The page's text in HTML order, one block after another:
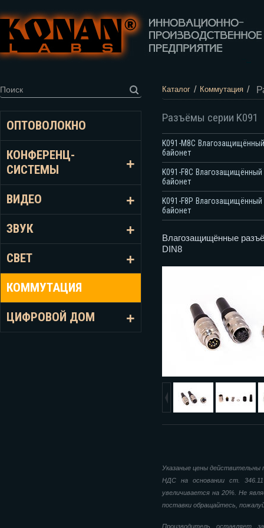
ОПТОВОЛОКНО
КОНФЕРЕНЦ-
СИСТЕМЫ
ВИДЕО
ЗВУК
СВЕТ
КОММУТАЦИЯ
ЦИФРОВОЙ ДОМ
Каталог / Коммутация /
Разъёмы серии K091
K091-M8C
байонет
K091-F8C
байонет
K091-F8P
байонет
Влагозащищённые
DIN8
Указаные цены действительны
НДС на основании ст.
увеличивается на 20%. Не
поставки обращайтесь,
Производитель оставляет